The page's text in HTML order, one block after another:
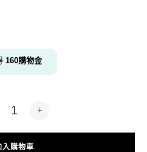
160購物金
客印製-1223 數量
入購物車